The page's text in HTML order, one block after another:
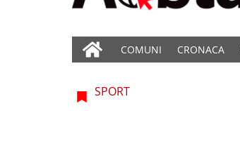
COMUNI CRONACA
SPORT